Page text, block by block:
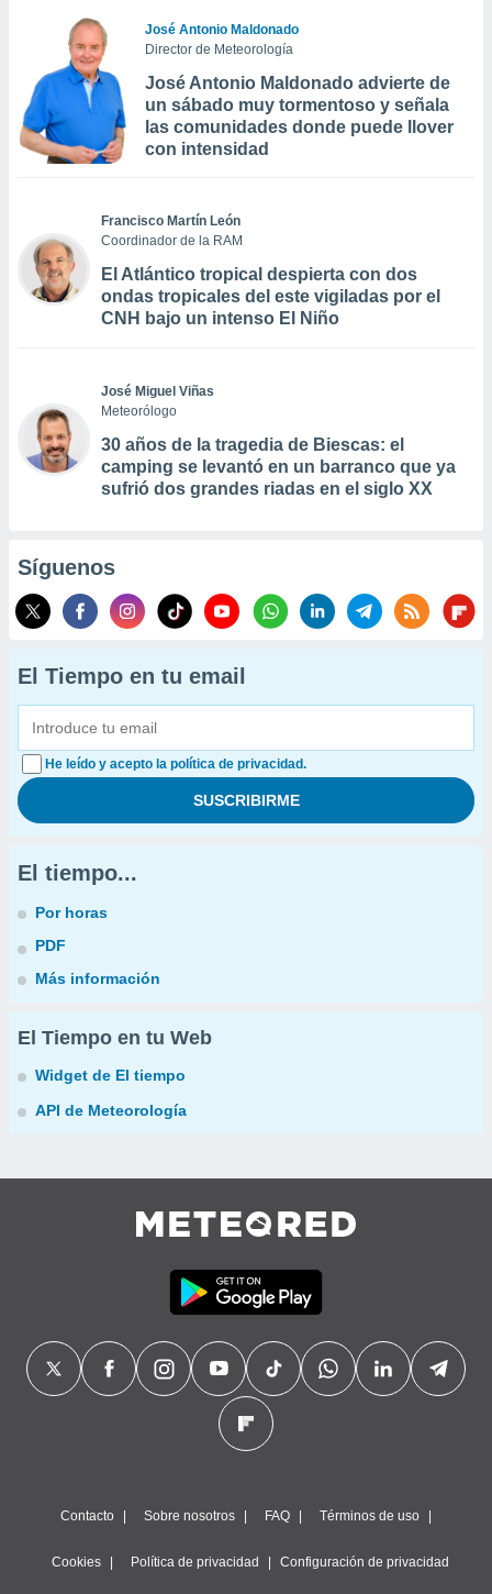
José Antonio Maldonado
Director de Meteorología
José Antonio Maldonado advierte de
un sábado muy tormentoso y señala
las comunidades donde puede llover
con intensidad
Francisco Martín León
Coordinador de la RAM
El Atlántico tropical despierta con dos
ondas tropicales del este vigiladas por el
CNH bajo un intenso El Niño
José Miguel Viñas
Meteorólogo
30 años de la tragedia de Biescas: el
camping se levantó en un barranco que ya
sufrió dos grandes riadas en el siglo XX
Síguenos
El Tiempo en tu email
He leído y acepto la política de privacidad.
El tiempo...
Por horas
PDF
Más información
El Tiempo en tu Web
Widget de El tiempo
API de Meteorología
Contacto Sobre nosotros FAQ Términos de uso
Cookies Política de privacidad Configuración de privacidad